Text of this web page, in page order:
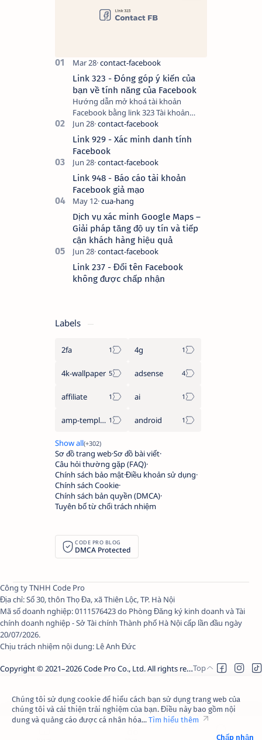
Link 323 - Đóng góp ý kiến của
bạn về tính năng của Facebook
Hướng dẫn mở khoá tài khoản
Facebook bằng link 323 Tài khoản
Facebook bị vô hiệu hóa có thể do
nhiều nguyên nhân, do bạn đăng bài
hay thực hiện…
Link 929 - Xác minh danh tính
Facebook
Link 948 - Báo cáo tài khoản
Facebook giả mạo
Dịch vụ xác minh Google Maps –
Giải pháp tăng độ uy tín và tiếp
cận khách hàng hiệu quả
Link 237 - Đổi tên Facebook
không được chấp nhận
Labels
2fa 4g
4k-wallpaper adsense
affiliate ai
amp-template android
Sơ đồ trang webSơ đồ bài viết
Câu hỏi thường gặp (FAQ)
Chính sách bảo mậtĐiều khoản sử dụng
Chính sách Cookie
Chính sách bản quyền (DMCA)
Tuyên bố từ chối trách nhiệm
CODE PRO BLOG
DMCA Protected
Công ty TNHH Code Pro
Địa chỉ: Số 30, thôn Thọ Đa, xã Thiên Lộc, TP. Hà Nội
Mã số doanh nghiệp: 0111576423 do Phòng Đăng ký kinh doanh và Tài
chính doanh nghiệp - Sở Tài chính Thành phố Hà Nội cấp lần đầu ngày
20/07/2026.
Chịu trách nhiệm nội dung: Lê Anh Đức
Copyright © 2021–2026Code Pro Co., Ltd.All rights reserved.
Chúng tôi sử dụng cookie để hiểu cách bạn sử dụng trang web của
chúng tôi và cải thiện trải nghiệm của bạn. Điều này bao gồm nội
dung và quảng cáo được cá nhân hóa... Tìm hiểu thêm
Chấp nhận